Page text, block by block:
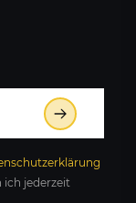
ich jederzeit